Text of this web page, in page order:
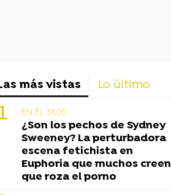
más vistas Lo último
EN EL 3X05
¿Son los pechos de Sydney
Sweeney? La perturbadora
escena fetichista en
Euphoria que muchos creen
que roza el porno